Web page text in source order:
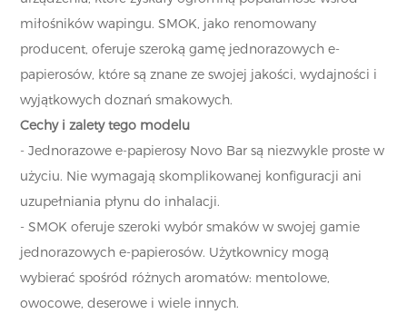
miłośników wapingu. SMOK, jako renomowany
producent, oferuje szeroką gamę jednorazowych e-
papierosów, które są znane ze swojej jakości, wydajności i
wyjątkowych doznań smakowych.
Cechy i zalety tego modelu
- Jednorazowe e-papierosy Novo Bar są niezwykle proste w
użyciu. Nie wymagają skomplikowanej konfiguracji ani
uzupełniania płynu do inhalacji.
- SMOK oferuje szeroki wybór smaków w swojej gamie
jednorazowych e-papierosów. Użytkownicy mogą
wybierać spośród różnych aromatów: mentolowe,
owocowe, deserowe i wiele innych.